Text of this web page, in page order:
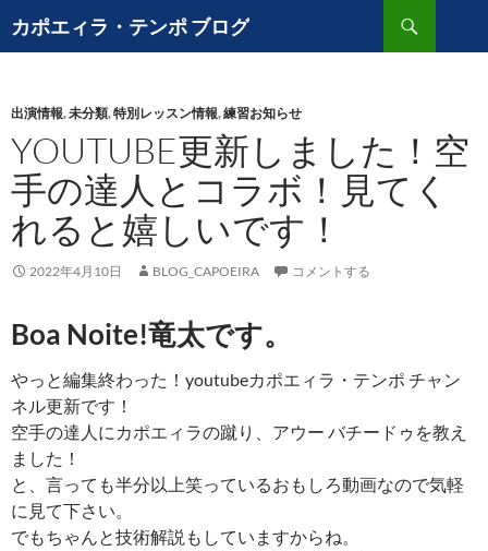
ン
ツ
へ
キ
ッ
プ
カポエィラ・テンポ ブログ
索
出演情報,未分類,特別レッスン情報,練習お知らせ
YOUTUBE更新しました！空
手の達人とコラボ！見てく
れると嬉しいです！
2022年4月10日 BLOG_CAPOEIRA コメントする
Boa Noite!竜太です。
やっと編集終わった！youtubeカポエィラ・テンポ チャン
ネル更新です！
空手の達人にカポエィラの蹴り、アウー バチードゥを教え
ました！
と、言っても半分以上笑っているおもしろ動画なので気軽
に見て下さい。
でもちゃんと技術解説もしていますからね。